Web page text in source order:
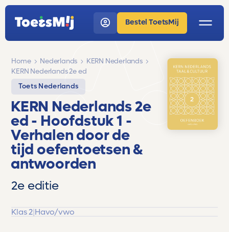
Bestel ToetsMij
Home Nederlands
KERN Nederlands
KERN Nederlands 2e ed
Toets Nederlands
KERN Nederlands 2e
ed- Hoofdstuk 1 -
Verhalen door de
tijdoefentoetsen &
antwoorden
2e editie
Klas 2|Havo/vwo